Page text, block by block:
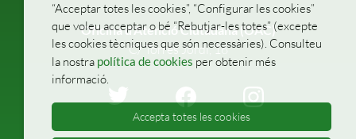
Oficina d’Atenció Ciutadana (OAC)
C/ Torres Jordi, 16
“Acceptar totes les cookies”, “Configurar les cookies”
que voleu acceptar o bé “Rebutjar-les totes” (excepte
les cookies tècniques que són necessàries). Consulteu
la nostra política de cookies per obtenir més
informació.
Accepta totes les cookies